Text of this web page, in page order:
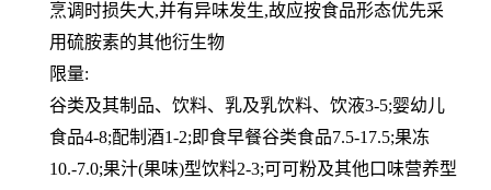
烹调时损失大,并有异味发生,故应按食品形态优先采
用硫胺素的其他衍生物
限量:
谷类及其制品、饮料、乳及乳饮料、饮液3-5;婴幼儿
食品4-8;配制酒1-2;即食早餐谷类食品7.5-17.5;果冻
10.-7.0;果汁(果味)型饮料2-3;可可粉及其他口味营养型